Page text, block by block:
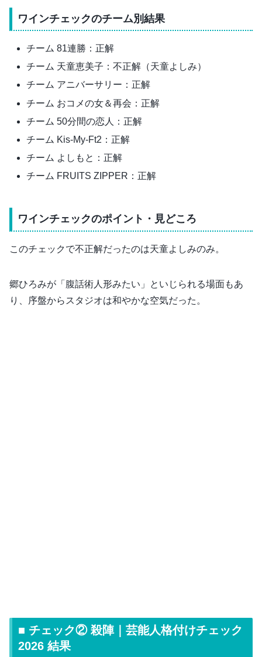
ワインチェックのチーム別結果
チーム 81連勝：正解
チーム 天童恵美子：不正解（天童よしみ）
チーム アニバーサリー：正解
チーム おコメの女＆再会：正解
チーム 50分間の恋人：正解
チーム Kis-My-Ft2：正解
チーム よしもと：正解
チーム FRUITS ZIPPER：正解
ワインチェックのポイント・見どころ
このチェックで不正解だったのは天童よしみのみ。
郷ひろみが「腹話術人形みたい」といじられる場面もあ
り、序盤からスタジオは和やかな空気だった。
■ チェック② 殺陣｜芸能人格付けチェック
2026 結果